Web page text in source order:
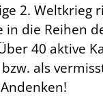
2. Weltkrieg
in die Reihen
40 aktive
als